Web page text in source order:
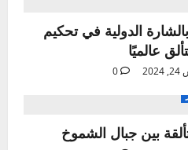
الدولية في تحكيم
عالميًا
0
بين جبال الشموخ